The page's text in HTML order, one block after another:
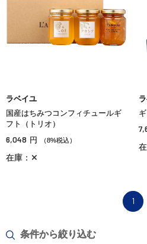
条件から絞り込む
ラベイユ
国産はちみつコンフィチュールギ
フト（トリオ）
6,048 円 （8%税込）
在庫：✕
1